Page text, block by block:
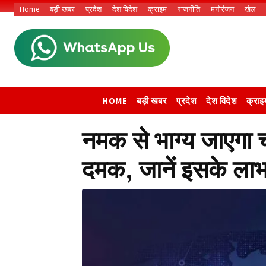
Home बड़ी खबर प्रदेश देश विदेश क्राइम राजनीति मनोरंजन खेल
HOME बड़ी खबर प्रदेश देश विदेश
नमक से भाग्य
दमक, जानें इसके